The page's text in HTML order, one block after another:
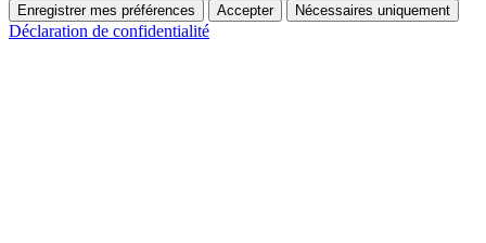
Enregistrer mes préférences Accepter Nécessaires uniquement
Déclaration de confidentialité